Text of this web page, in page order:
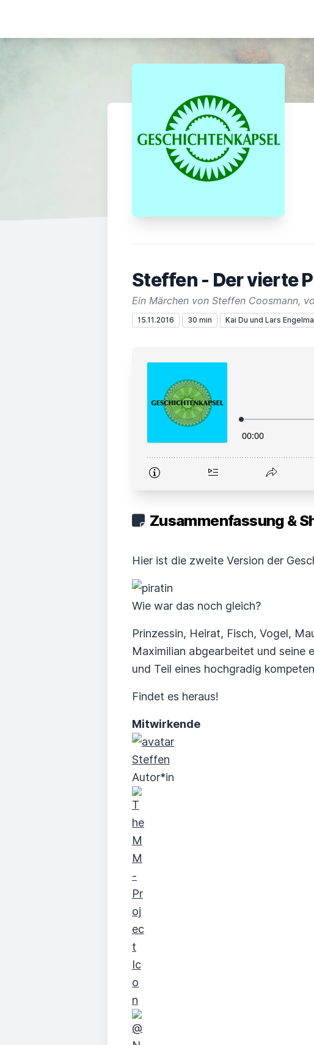
Steffen - Der vierte
Ein Märchen von Steffen Coosmann,
15.11.2016 30 min Kai Du und Lars
Zusammenfassung &
Hier ist die zweite Version der
Wie war das noch gleich?
Prinzessin, Heirat, Fisch, Vogel,
Maximilian abgearbeitet und seine
und Teil eines hochgradig
Findet es heraus!
Mitwirkende
Steffen
Autor*in